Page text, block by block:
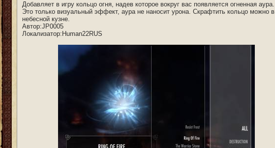
Добавляет в игру кольцо огня, надев которое вокруг вас появляется огненная аура.
Это только визуальный эффект, аура не наносит урона. Скрафтить кольцо можно в
небесной кузне.
Автор:JP0005
Локализатор:Human22RUS